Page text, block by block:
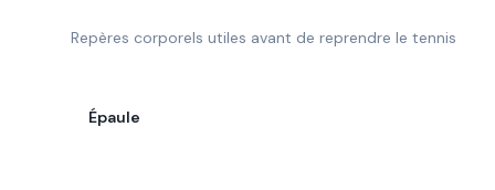
Repères corporels utiles avant de reprendre le tennis
Épaule